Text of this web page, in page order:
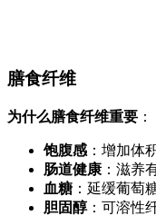
膳食纤维
为什么膳食纤维重要 ：
饱腹感 ：增加体
肠道健康 ：滋养
血糖 ：延缓葡萄
胆固醇：可溶性